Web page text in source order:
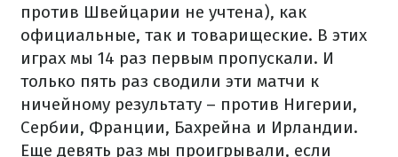
против Швейцарии не учтена), как
официальные, так и товарищеские. В этих
играх мы 14 раз первым пропускали. И
только пять раз сводили эти матчи к
ничейному результату – против Нигерии,
Сербии, Франции, Бахрейна и Ирландии.
Еще девять раз мы проигрывали, если